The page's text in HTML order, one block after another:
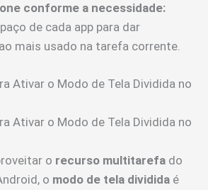
conforme a necessidade:
de cada app para dar
mais usado na tarefa corrente.
Ativar o Modo de Tela Dividida no
Ativar o Modo de Tela Dividida no
o recurso multitarefa do
o modo de tela dividida é